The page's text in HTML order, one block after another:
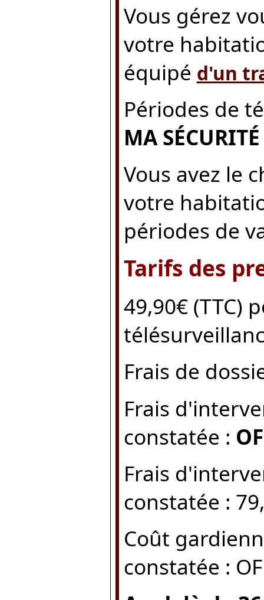
Vous gérez
votre
équipé d'un
Périodes de
MA
Vous avez le
votre
périodes de
Tarifs des
49,90€ (TTC)
Frais de
Frais
constatée :
Frais
constatée :
Coût
constatée :